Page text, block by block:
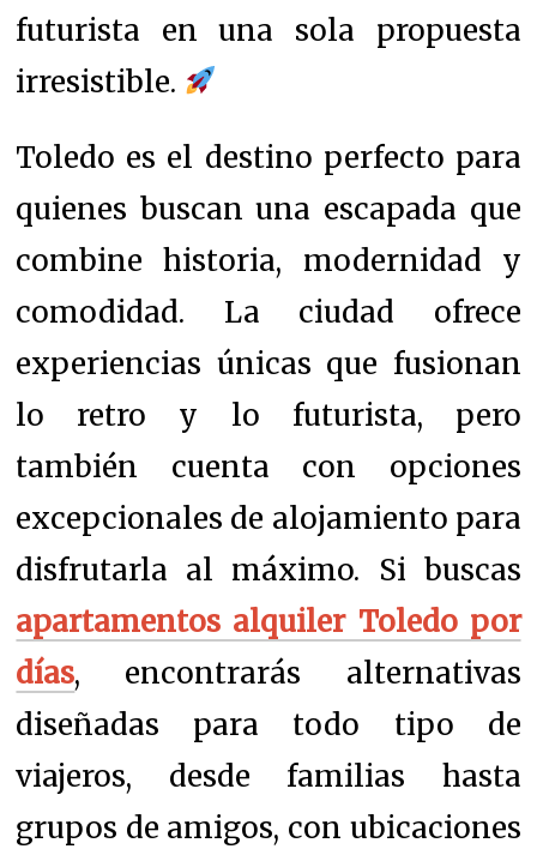
futurista en una sola propuesta
irresistible.
Toledo es el destino perfecto para
quienes buscan una escapada que
combine historia, modernidad y
comodidad. La ciudad ofrece
experiencias únicas que fusionan
lo retro y lo futurista, pero
también cuenta con opciones
excepcionales de alojamiento para
disfrutarla al máximo. Si buscas
apartamentos alquiler Toledo por
días, encontrarás alternativas
diseñadas para todo tipo de
viajeros, desde familias hasta
grupos de amigos, con ubicaciones